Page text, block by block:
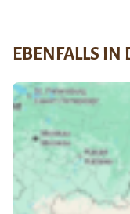
EBENFALLS IN